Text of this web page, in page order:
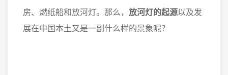
房、燃纸船和放河灯。那么， 放河灯的起源以及发
展在中国本土又是一副什么样的景象呢？